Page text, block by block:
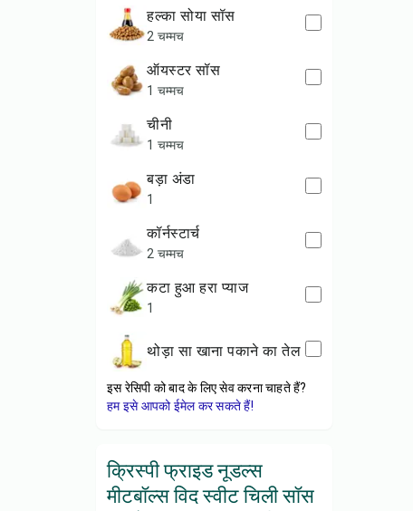
हल्का सोया सॉस
2 चम्मच
ऑयस्टर सॉस
1 चम्मच
चीनी
1 चम्मच
बड़ा अंडा
1
कॉर्नस्टार्च
2 चम्मच
कटा हुआ हरा प्याज
1
थोड़ा सा खाना पकाने का तेल
इस रेसिपी को बाद के लिए सेव करना चाहते हैं?
हम इसे आपको ईमेल कर सकते हैं!
क्रिस्पी फ्राइड नूडल्स
मीटबॉल्स विद स्वीट चिली सॉस